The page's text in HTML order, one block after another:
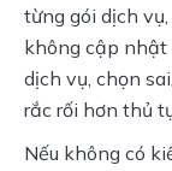
từng gói dịch
không cập nhật
dịch vụ, chọn
rắc rối hơn thủ
Nếu không có